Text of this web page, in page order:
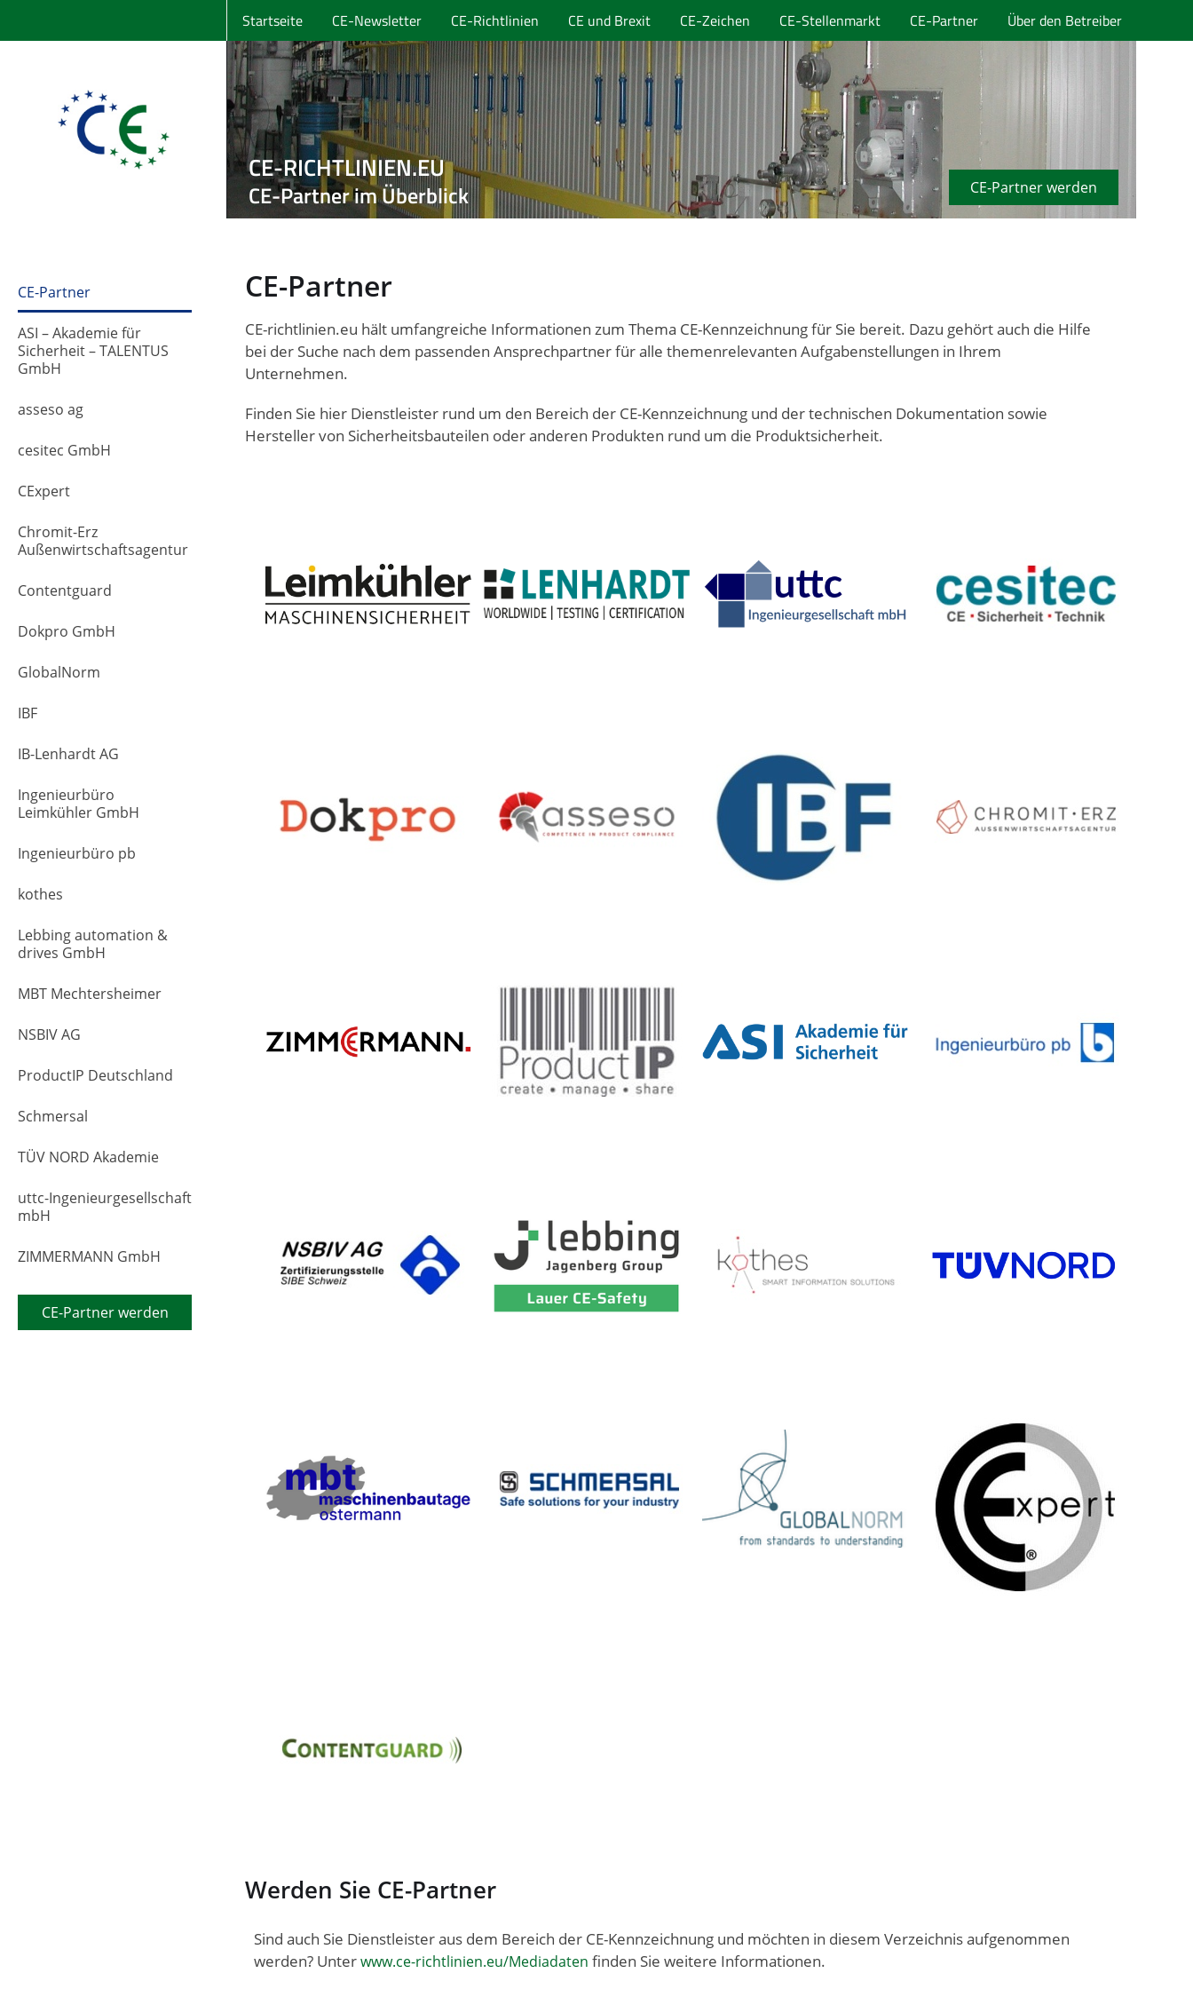
Startseite CE-Newsletter CE-Richtlinien CE und Brexit CE-Zeichen CE-Stellenmarkt CE-Partner Über den Betreiber
CE-RICHTLINIEN.EU
CE-Partner im Überblick CE-Partner werden
CE-Partner
ASI – Akademie für
Sicherheit – TALENTUS
GmbH
asseso ag
cesitec GmbH
CExpert
Chromit-Erz
Außenwirtschaftsagentur
Contentguard
Dokpro GmbH
GlobalNorm
IBF
IB-Lenhardt AG
Ingenieurbüro
Leimkühler GmbH
Ingenieurbüro pb
kothes
Lebbing automation &
drives GmbH
MBT Mechtersheimer
NSBIV AG
ProductIP Deutschland
Schmersal
TÜV NORD Akademie
uttc-Ingenieurgesellschaft
mbH
ZIMMERMANN GmbH
CE-Partner werden
CE-Partner
CE-richtlinien.eu hält umfangreiche Informationen zum Thema CE-Kennzeichnung für Sie bereit. Dazu gehört auch die Hilfe
bei der Suche nach dem passenden Ansprechpartner für alle themenrelevanten Aufgabenstellungen in Ihrem
Unternehmen.
Finden Sie hier Dienstleister rund um den Bereich der CE-Kennzeichnung und der technischen Dokumentation sowie
Hersteller von Sicherheitsbauteilen oder anderen Produkten rund um die Produktsicherheit.
Werden Sie CE-Partner
Sind auch Sie Dienstleister aus dem Bereich der CE-Kennzeichnung und möchten in diesem Verzeichnis aufgenommen
werden? Unterwww.ce-richtlinien.eu/Mediadaten finden Sie weitere Informationen.